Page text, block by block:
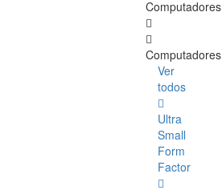
Computadores
Computadores
Ver
todos
Ultra
Small
Form
Factor